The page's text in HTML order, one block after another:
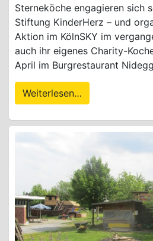
Sterneköche engagieren sich
Stiftung KinderHerz – und
Aktion im KölnSKY im
auch ihr eigenes Charity-
April im Burgrestaurant
Weiterlesen…